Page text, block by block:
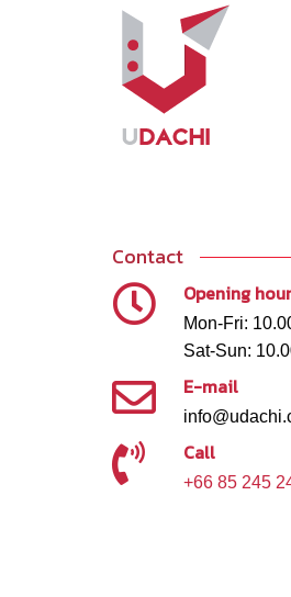
Contact
Opening
Mon-Fri:
Sat-Sun:
E-mail
Call
+66 85 245